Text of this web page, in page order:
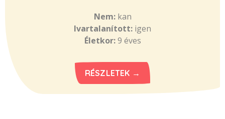
Nem:kan
Ivartalanított: igen
Életkor:9 éves
RÉSZLETEK →